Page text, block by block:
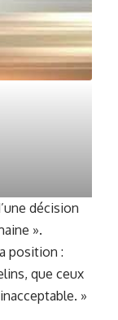
décision
».
position :
que ceux
»